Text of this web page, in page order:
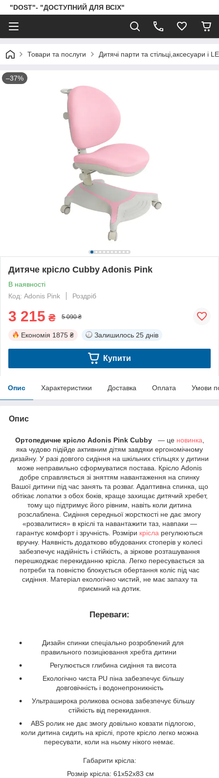
"DOST"- "ДОСТУПНИЙ ДЛЯ ВСІХ"
Товари та послуги Дитячі парти та стільці,аксесуари і
–37%
Дитяче крісло Cubby Adonis Pink
В наявності
Код: Adonis Pink
Роздріб
3 215 ₴ 5 090 ₴
Економія 1875 ₴ Залишилось 25 днів
Купити
Опис Характеристики Доставка Оплата Умови
Опис
Ортопедичне крісло Adonis Pink Cubby — це новинка
яка чудово підійде активним дітям завдяки ергономічному
дизайну. У разі довгого сидіння на шкільних стільцях у дитини
може неправильно сформуватися постава. Крісло Adonis
добре справляється зі зняттям навантаження на спинку
Вашої дитини під час занять та розваг. Адаптивна спинка, що
обтікає лопатки з обох боків, краще захищає дитячий хребет,
тому що підтримує його рівним, навіть коли дитина
розслаблена. Сидіння середньої жорсткості не дає змогу
«розвалитися» в кріслі та навантажити таз, навпаки —
гарантує комфорт і зручність. Розміри крісла регулюються
вручну. Наявність додатково вбудованих стоперів у колесі
забезпечує надійність і стійкість, а зіркове розташування
перешкоджає перекиданню крісла. Легко пересувається за
потреби та повністю блокується обертання коліс під час
сидіння. Матеріал екологічно чистий, не має запаху та
приємний на дотик.
Переваги:
Дизайн спинки спеціально розроблений для
правильного позиціювання хребта дитини
Регулюється глибина сидіння та висота
Екологічно чиста PU піна забезпечує більшу
довговічність і водонепроникність
Ультраширока роликова основа забезпечує більшу
стійкість від перекидання.
ABS ролик не дає змогу довільно ковзати підлогою,
коли дитина сидить на кріслі, проте крісло легко можна
пересувати, коли на ньому нікого немає.
Габарити крісла:
Розмір крісла: 61x52x83 см